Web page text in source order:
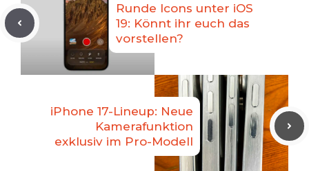
Runde Icons unter iOS
19: Könnt ihr euch das
vorstellen?
iPhone 17-Lineup: Neue
Kamerafunktion
exklusiv im Pro-Modell